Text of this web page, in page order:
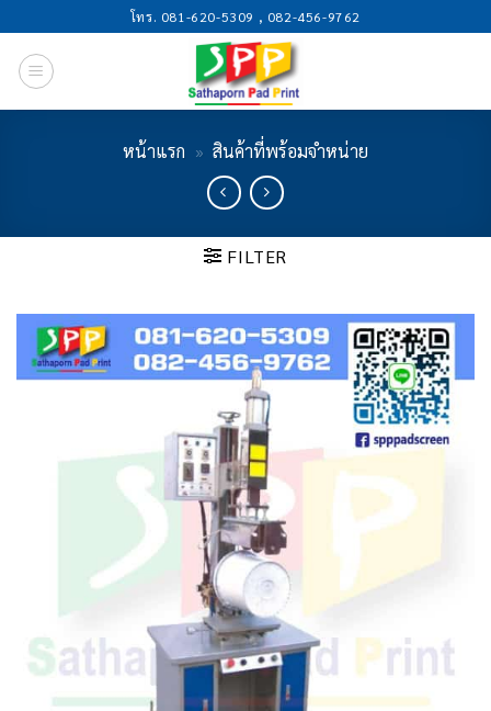
to
content
โทร. 081-620-5309 , 082-456-9762
หน้าแรก » สินค้าที่พร้อมจำหน่าย
FILTER